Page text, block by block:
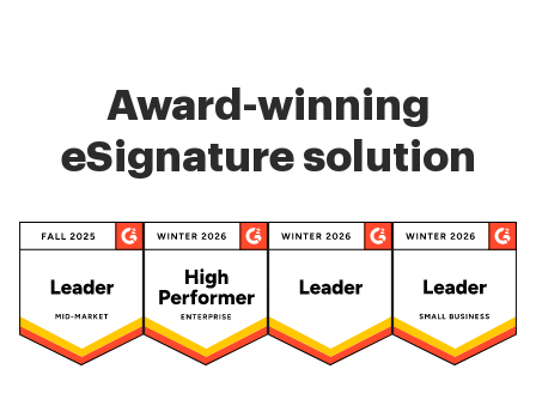
Award-winning
eSignature solution